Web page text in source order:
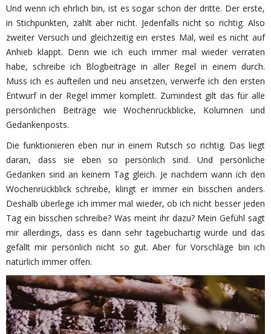
Und wenn ich ehrlich bin, ist es sogar schon der dritte. Der erste,
in Stichpunkten, zählt aber nicht. Jedenfalls nicht so richtig. Also
zweiter Versuch und gleichzeitig ein erstes Mal, weil es nicht auf
Anhieb klappt. Denn wie ich euch immer mal wieder verraten
habe, schreibe ich Blogbeiträge in aller Regel in einem durch.
Muss ich es aufteilen und neu ansetzen, verwerfe ich den ersten
Entwurf in der Regel immer komplett. Zumindest gilt das für alle
persönlichen Beiträge wie Wochenrückblicke, Kolumnen und
Gedankenposts.
Die funktionieren eben nur in einem Rutsch so richtig. Das liegt
daran, dass sie eben so persönlich sind. Und persönliche
Gedanken sind an keinem Tag gleich. Je nachdem wann ich den
Wochenrückblick schreibe, klingt er immer ein bisschen anders.
Deshalb überlege ich immer mal wieder, ob ich nicht besser jeden
Tag ein bisschen schreibe? Was meint ihr dazu? Mein Gefühl sagt
mir allerdings, dass es dann sehr tagebuchartig würde und das
gefällt mir persönlich nicht so gut. Aber für Vorschläge bin ich
natürlich immer offen.